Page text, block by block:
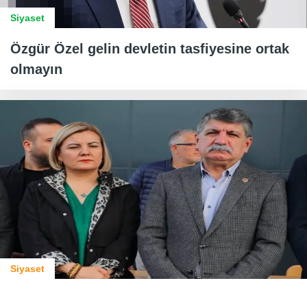
Siyaset
Özgür Özel gelin devletin tasfiyesine ortak
olmayın
Siyaset